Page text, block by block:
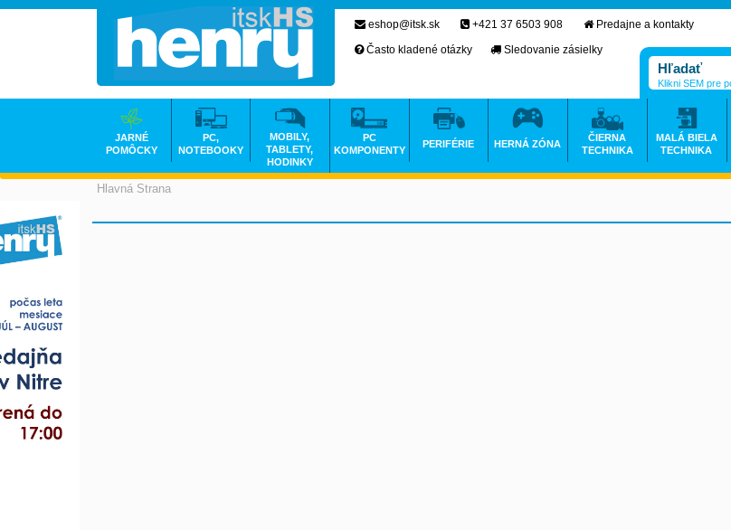
Hlavná Strana
eshop@itsk.sk +421 37 6503 908
Predajne a kontakty
Často kladené otázky
Sledovanie zásielky
Klikni SEM pre
JARNÉ
POMÔCKY
PC,
NOTEBOOKY
MOBILY,
TABLETY,
HODINKY
PC
KOMPONENTY
PERIFÉRIE HERNÁ ZÓNA
ČIERNA
TECHNIKA
MALÁ BIELA
TECHNIKA